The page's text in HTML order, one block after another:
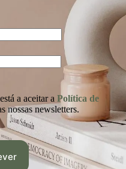
a aceitar a Política de
nossas newsletters.